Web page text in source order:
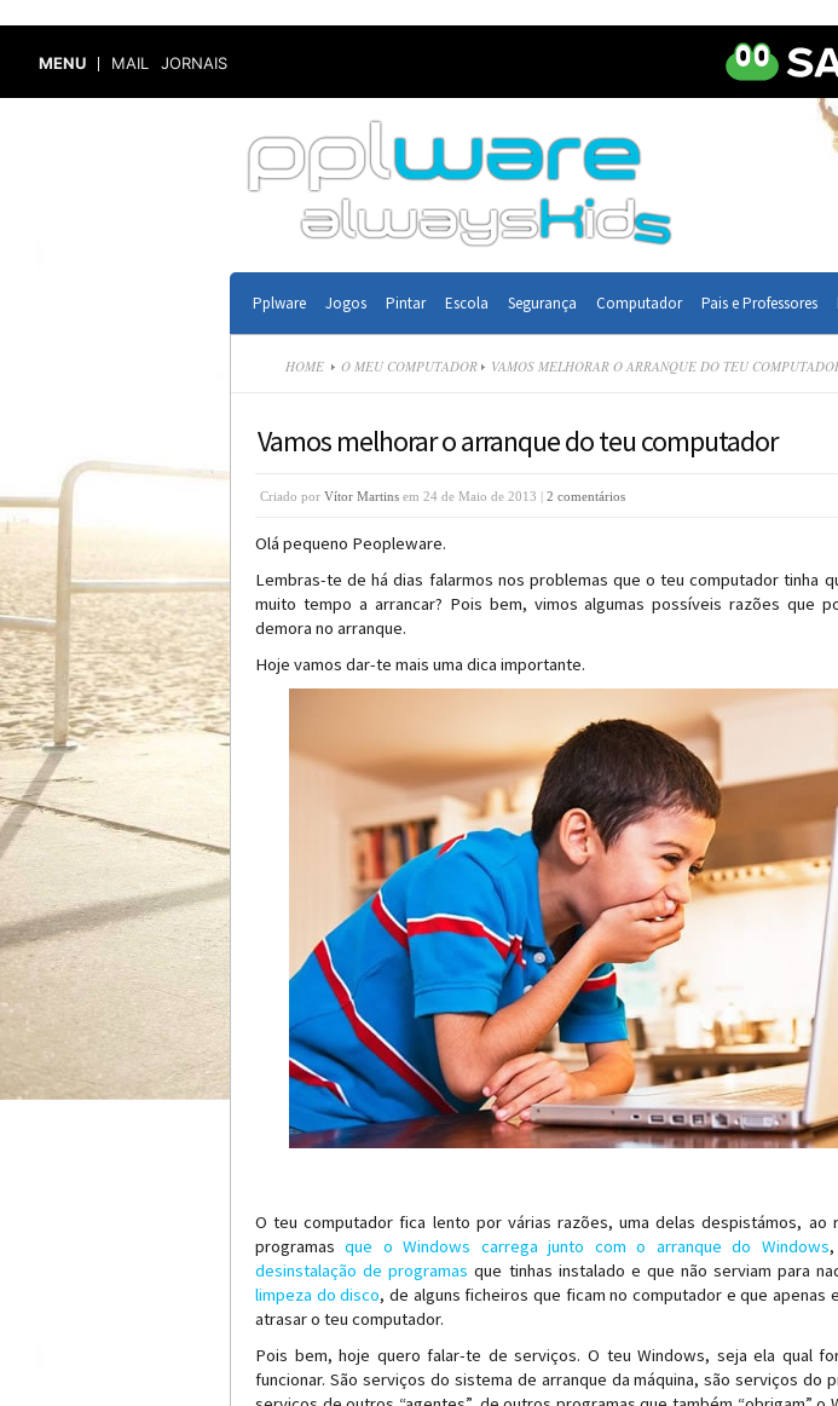
MENU MAIL JORNAIS
Pplware Jogos Pintar Escola Segurança Computador Pais e Professores
HOME O MEU COMPUTADOR VAMOS MELHORAR O ARRANQUE DO TEU
Vamos melhorar o arranque do teu computador
Criado por Vítor Martins em 24 de Maio de 2013 | 2 comentários
Olá pequeno Peopleware.
Lembras-te de há dias falarmos nos problemas que o teu computador tinha
muito tempo a arrancar? Pois bem, vimos algumas possíveis razões que
demora no arranque.
Hoje vamos dar-te mais uma dica importante.
O teu computador fica lento por várias razões, uma delas despistámos, ao
programasque o Windows carrega junto com o arranque do Windows
desinstalação de programas que tinhas instalado e que não serviam para
limpeza do disco, de alguns ficheiros que ficam no computador e que apenas
atrasar o teu computador.
Pois bem, hoje quero falar-te de serviços. O teu Windows, seja ela qual
funcionar. São serviços do sistema de arranque da máquina, são serviços do